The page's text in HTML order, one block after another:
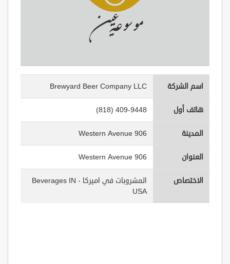
اسم الشركة Brewyard Beer Company LLC
هاتف أول (818) 409-9448
المدينة 906 Western Avenue
العنوان 906 Western Avenue
الاختصاص
المشروبات في اميركا - Beverages IN
USA